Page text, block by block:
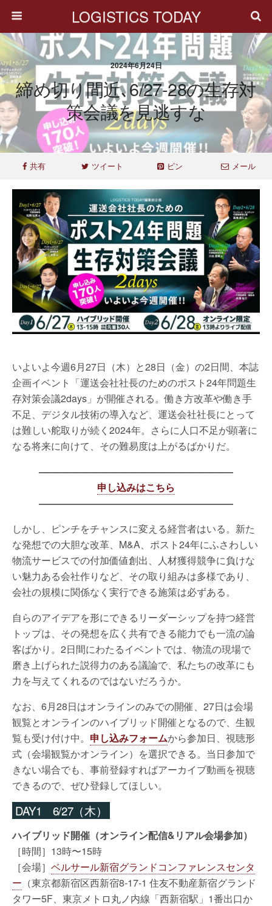
LOGISTICS TODAY
2024年6月24日
締め切り間近､6/27-28の生存対
策会議を見逃すな
共有 ツイート ピン メール
いよいよ今週6月27日（木）と28日（金）の2日間、本誌
企画イベント「運送会社社長のためのポスト24年問題生
存対策会議2days」が開催される。働き方改革や働き手
不足、デジタル技術の導入など、運送会社社長にとって
は難しい舵取りが続く2024年。さらに人口不足が顕著に
なる将来に向けて、その難易度は上がるばかりだ。
————————————————————
申し込みはこちら
————————————————————
しかし、ピンチをチャンスに変える経営者はいる。新た
な発想での大胆な改革、M&A、ポスト24年にふさわしい
物流サービスでの付加価値創出、人材獲得競争に負けな
い魅力ある会社作りなど、その取り組みは多様であり、
会社の規模に関係なく実行できる施策は必ずある。
自らのアイデアを形にできるリーダーシップを持つ経営
トップは、その発想を広く共有できる能力でも一流の論
客ばかり。2日間にわたるイベントでは、物流の現場で
磨き上げられた説得力のある議論で、私たちの改革にも
力を与えてくれるのではないだろうか。
なお、6月28日はオンラインのみでの開催、27日は会場
観覧とオンラインのハイブリッド開催となるので、生観
覧も受け付け中。 申し込みフォームから参加日、視聴形
式（会場観覧かオンライン）を選択できる。当日参加で
きない場合でも、事前登録すればアーカイブ動画を視聴
できるので、ぜひ登録してほしい。
DAY1 6/27（木）
ハイブリッド開催（オンライン配信&リアル会場参加）
［時間］13時〜15時
［会場］ ベルサール新宿グランドコンファレンスセンタ
ー （東京都新宿区西新宿8-17-1 住友不動産新宿グランド
タワー5F、東京メトロ丸ノ内線「西新宿駅」1番出口か